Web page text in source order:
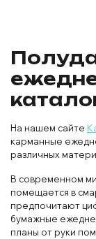
На нашем сайте
карманные
различных
В современном
помещается в
предпочитают
бумажные
планы от руки